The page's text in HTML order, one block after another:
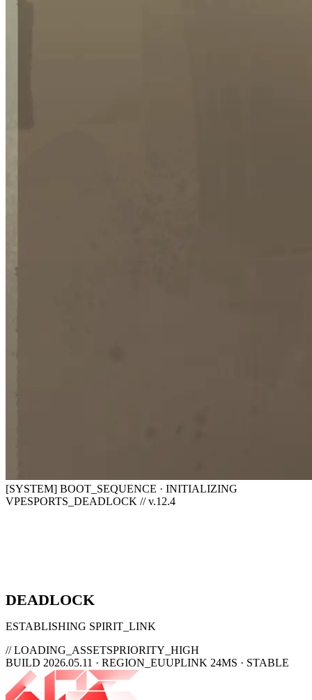
[SYSTEM] BOOT_SEQUENCE · INITIALIZING
VPESPORTS_DEADLOCK // v.12.4
DEADLOCK
ESTABLISHING SPIRIT_LINK
// LOADING_ASSETSPRIORITY_HIGH
BUILD 2026.05.11 · REGION_EUUPLINK 24MS · STABLE